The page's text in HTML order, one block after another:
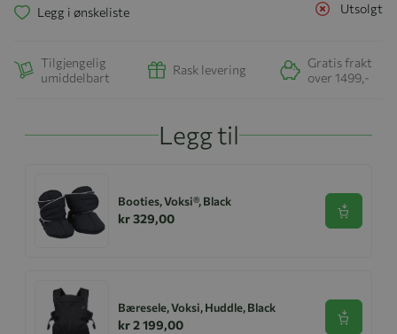
Utsolgt
Legg i ønskeliste
Tilgjengelig
umiddelbart
Rask levering
Gratis frakt
over 1499,-
Legg til
Booties, Voksi®, Black
kr 329,00 Se
Bæresele, Voksi, Huddle, Black
kr 2 199,00 Se